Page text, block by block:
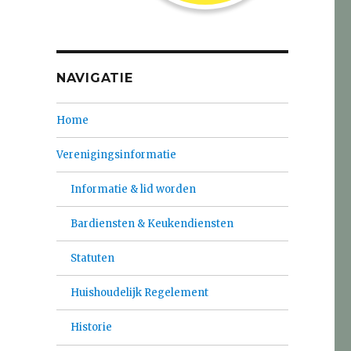
NAVIGATIE
Home
Verenigingsinformatie
Informatie & lid worden
Bardiensten & Keukendiensten
Statuten
Huishoudelijk Regelement
Historie